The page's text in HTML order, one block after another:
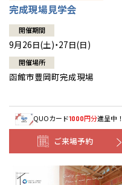
完成現場見学会
開催期間
9月26日(土)・27日(日)
開催場所
函館市豊岡町完成現場
QUOカード1000円分進呈中！
ご来場予約